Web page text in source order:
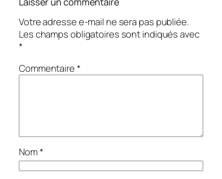
Votre adresse e-mail ne sera pas publiée.
Les champs obligatoires sont indiqués avec
*
Commentaire*
Nom*